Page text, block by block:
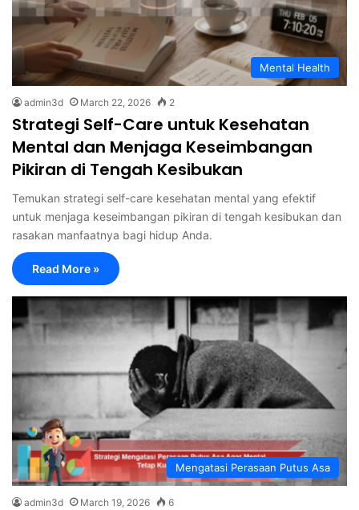
Mental Health
admin3d March 22, 2026 2
Strategi Self-Care untuk Kesehatan
Mental dan Menjaga Keseimbangan
Pikiran di Tengah Kesibukan
Temukan strategi self-care kesehatan mental yang efektif
untuk menjaga keseimbangan pikiran di tengah kesibukan dan
rasakan manfaatnya bagi hidup Anda.
Read More »
Mengatasi Perasaan Putus Asa
admin3d March 19, 2026 6